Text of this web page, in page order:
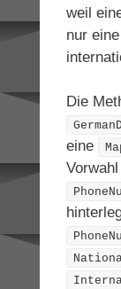
weil
nur eine
Die
eine